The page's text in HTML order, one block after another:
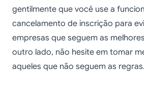
gentilmente que você use a
cancelamento de inscrição para
empresas que seguem as
outro lado, não hesite em tomar
aqueles que não seguem as regras.